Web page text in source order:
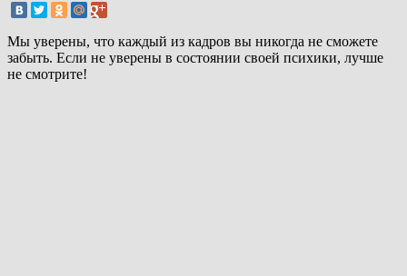
Мы уверены, что каждый из кадров вы никогда не сможете
забыть. Если не уверены в состоянии своей психики, лучше
не смотрите!